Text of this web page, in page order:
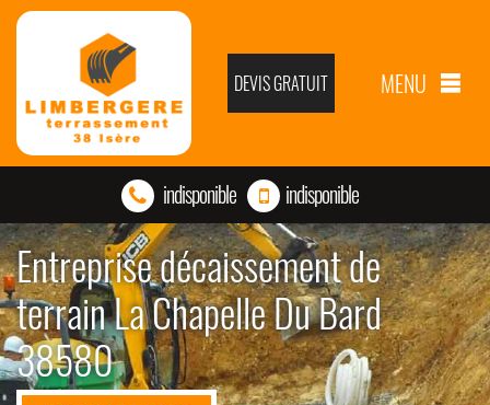
DEVIS GRATUIT MENU
indisponible indisponible
Entreprise décaissement de
terrain La Chapelle Du Bard
38580